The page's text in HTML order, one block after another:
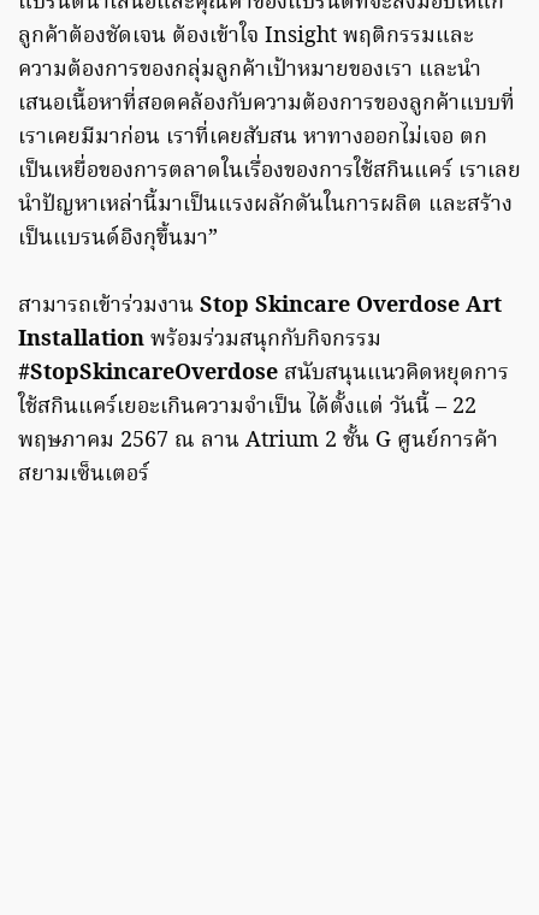
ลูกค้าต้องชัดเจน ต้องเข้าใจ Insight พฤติกรรมและ
ความต้องการของกลุ่มลูกค้าเป้าหมายของเรา และนำ
เสนอเนื้อหาที่สอดคล้องกับความต้องการของลูกค้าแบบที่
เราเคยมีมาก่อน เราที่เคยสับสน หาทางออกไม่เจอ ตก
เป็นเหยื่อของการตลาดในเรื่องของการใช้สกินแคร์ เราเลย
นำปัญหาเหล่านี้มาเป็นแรงผลักดันในการผลิต และสร้าง
เป็นแบรนด์อิงกุขึ้นมา”
สามารถเข้าร่วมงานStop Skincare Overdose Art
Installationพร้อมร่วมสนุกกับกิจกรรม
#StopSkincareOverdose สนับสนุนแนวคิดหยุดการ
ใช้สกินแคร์เยอะเกินความจำเป็น ได้ตั้งแต่ วันนี้ – 22
พฤษภาคม 2567 ณ ลาน Atrium 2 ชั้น G ศูนย์การค้า
สยามเซ็นเตอร์